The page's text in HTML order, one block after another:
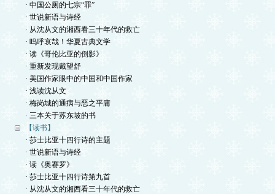
· 中国公厕的七宗“罪”
· 世说新语与诗经
· 从沈从文的湘西看三十年代的救亡
· 呜呼哀哉！华夏古典文学
· 读《哥伦比亚的倒影》
· 重新发现戴望舒
· 美国作家眼中的中国和中国作家
· 浅读沈从文
· 梅岗城的通病与恶之平庸
· 三本关于苏东坡的书
【读书】
· 莎士比亚十四行诗的主题
· 世说新语与诗经
· 读《奥赛罗》
· 莎士比亚十四行诗第九首
· 从沈从文的湘西看三十年代的救亡